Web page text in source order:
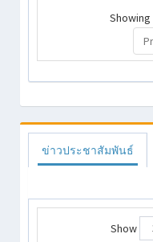
ข่าวประชาสัมพันธ์
Show